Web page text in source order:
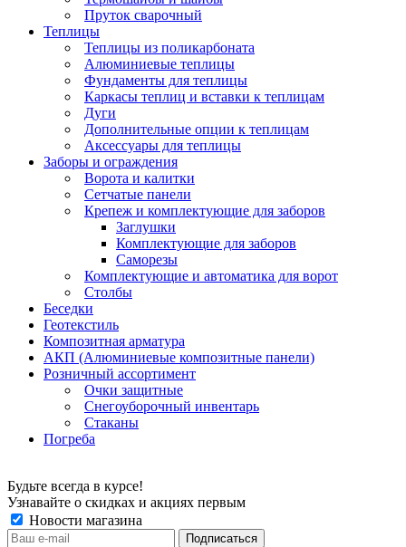
Пруток сварочный
Теплицы
Теплицы из поликарбоната
Алюминиевые теплицы
Фундаменты для теплицы
Каркасы теплиц и вставки к теплицам
Дуги
Дополнительные опции к теплицам
Аксессуары для теплицы
Заборы и ограждения
Ворота и калитки
Сетчатые панели
Крепеж и комплектующие для заборов
Заглушки
Комплектующие для заборов
Саморезы
Комплектующие и автоматика для ворот
Столбы
Беседки
Геотекстиль
Композитная арматура
АКП (Алюминиевые композитные панели)
Розничный ассортимент
Очки защитные
Снегоуборочный инвентарь
Стаканы
Погреба
Будьте всегда в курсе!
Узнавайте о скидках и акциях первым
Новости магазина